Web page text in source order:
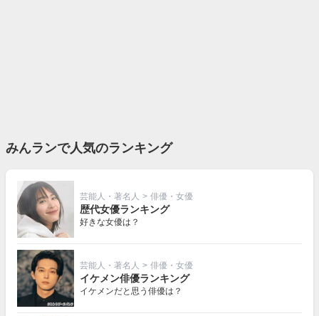
みんランで人気のランキング
芸能人・著名人 > 俳優・女優
歴代女優ランキング
好きな女優は？
芸能人・著名人 > 俳優・女優
イケメン俳優ランキング
イケメンだと思う俳優は？